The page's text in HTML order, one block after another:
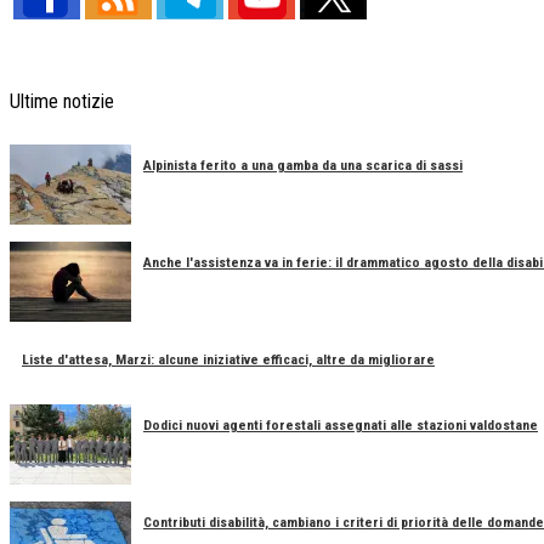
Ultime notizie
Alpinista ferito a una gamba da una scarica di sassi
Anche l'assistenza va in ferie: il drammatico agosto della
Liste d'attesa, Marzi: alcune iniziative efficaci, altre da migliorare
Dodici nuovi agenti forestali assegnati alle stazioni valdostane
Contributi disabilità, cambiano i criteri di priorità delle domande